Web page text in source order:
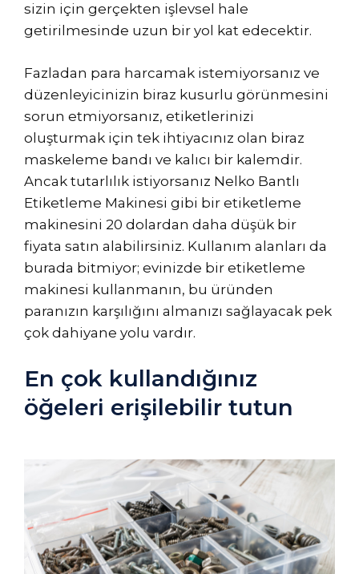
sizin için gerçekten işlevsel hale
getirilmesinde uzun bir yol kat edecektir.
Fazladan para harcamak istemiyorsanız ve
düzenleyicinizin biraz kusurlu görünmesini
sorun etmiyorsanız, etiketlerinizi
oluşturmak için tek ihtiyacınız olan biraz
maskeleme bandı ve kalıcı bir kalemdir.
Ancak tutarlılık istiyorsanız Nelko Bantlı
Etiketleme Makinesi gibi bir etiketleme
makinesini 20 dolardan daha düşük bir
fiyata satın alabilirsiniz. Kullanım alanları da
burada bitmiyor; evinizde bir etiketleme
makinesi kullanmanın, bu üründen
paranızın karşılığını almanızı sağlayacak pek
çok dahiyane yolu vardır.
En çok kullandığınız
öğeleri erişilebilir tutun